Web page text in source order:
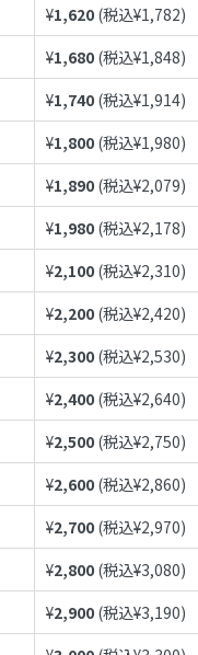
¥1,620 (税込¥1,782)
¥1,680 (税込¥1,848)
¥1,740 (税込¥1,914)
¥1,800 (税込¥1,980)
¥1,890 (税込¥2,079)
¥1,980 (税込¥2,178)
¥2,100 (税込¥2,310)
¥2,200 (税込¥2,420)
¥2,300 (税込¥2,530)
¥2,400 (税込¥2,640)
¥2,500 (税込¥2,750)
¥2,600 (税込¥2,860)
¥2,700 (税込¥2,970)
¥2,800 (税込¥3,080)
¥2,900 (税込¥3,190)